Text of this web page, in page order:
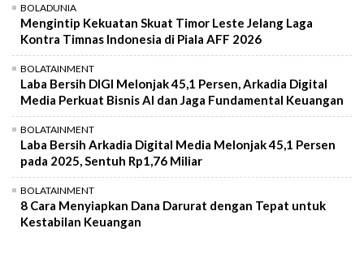
BOLADUNIA
Mengintip Kekuatan Skuat Timor Leste Jelang Laga
Kontra Timnas Indonesia di Piala AFF 2026
BOLATAINMENT
Laba Bersih DIGI Melonjak 45,1 Persen, Arkadia Digital
Media Perkuat Bisnis AI dan Jaga Fundamental Keuangan
BOLATAINMENT
Laba Bersih Arkadia Digital Media Melonjak 45,1 Persen
pada 2025, Sentuh Rp1,76 Miliar
BOLATAINMENT
8 Cara Menyiapkan Dana Darurat dengan Tepat untuk
Kestabilan Keuangan